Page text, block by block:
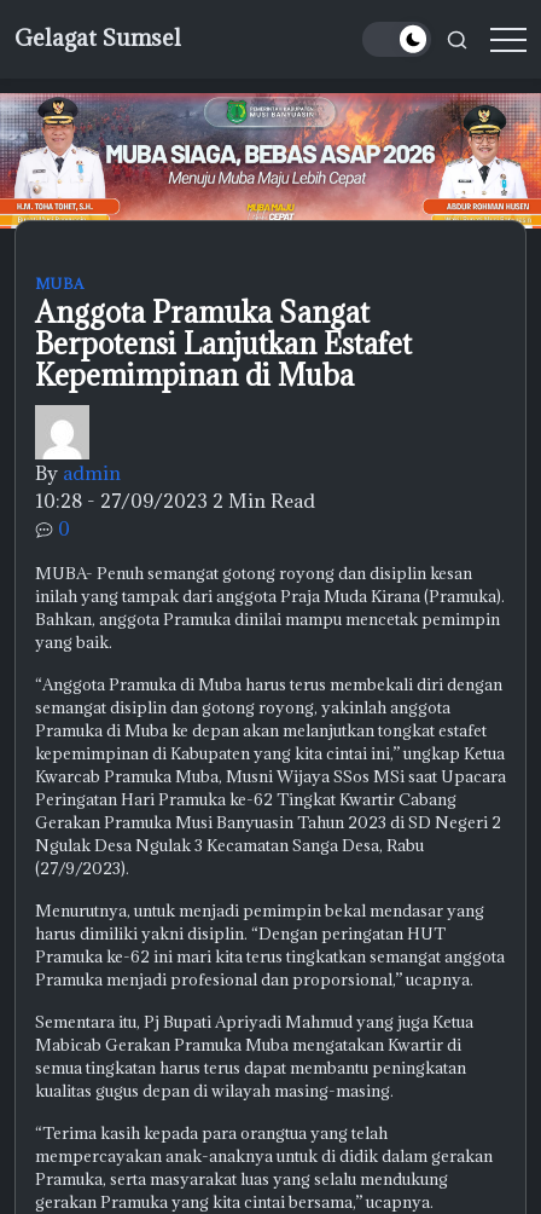
Gelagat Sumsel
MUBA
Anggota Pramuka Sangat
Berpotensi Lanjutkan Estafet
Kepemimpinan di Muba
By admin
10:28 - 27/09/2023 2 Min Read
0
MUBA- Penuh semangat gotong royong dan disiplin kesan
inilah yang tampak dari anggota Praja Muda Kirana (Pramuka).
Bahkan, anggota Pramuka dinilai mampu mencetak pemimpin
yang baik.
“Anggota Pramuka di Muba harus terus membekali diri dengan
semangat disiplin dan gotong royong, yakinlah anggota
Pramuka di Muba ke depan akan melanjutkan tongkat estafet
kepemimpinan di Kabupaten yang kita cintai ini,” ungkap Ketua
Kwarcab Pramuka Muba, Musni Wijaya SSos MSi saat Upacara
Peringatan Hari Pramuka ke-62 Tingkat Kwartir Cabang
Gerakan Pramuka Musi Banyuasin Tahun 2023 di SD Negeri 2
Ngulak Desa Ngulak 3 Kecamatan Sanga Desa, Rabu
(27/9/2023).
Menurutnya, untuk menjadi pemimpin bekal mendasar yang
harus dimiliki yakni disiplin. “Dengan peringatan HUT
Pramuka ke-62 ini mari kita terus tingkatkan semangat anggota
Pramuka menjadi profesional dan proporsional,” ucapnya.
Sementara itu, Pj Bupati Apriyadi Mahmud yang juga Ketua
Mabicab Gerakan Pramuka Muba mengatakan Kwartir di
semua tingkatan harus terus dapat membantu peningkatan
kualitas gugus depan di wilayah masing-masing.
“Terima kasih kepada para orangtua yang telah
mempercayakan anak-anaknya untuk di didik dalam gerakan
Pramuka, serta masyarakat luas yang selalu mendukung
gerakan Pramuka yang kita cintai bersama,” ucapnya.